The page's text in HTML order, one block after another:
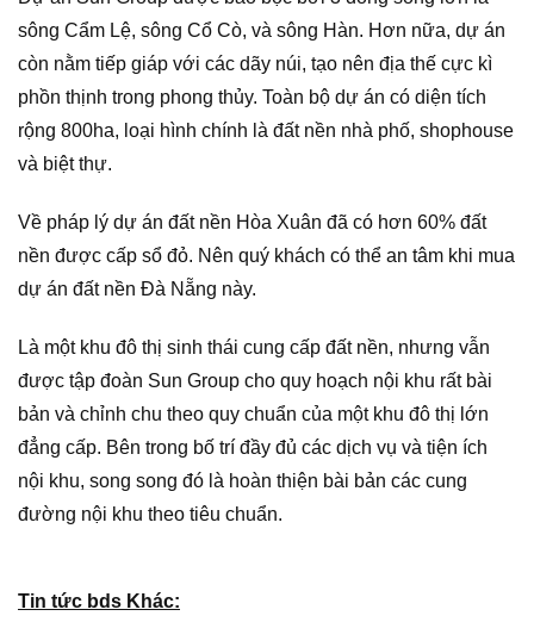
sông Cẩm Lệ, sông Cổ Cò, và sông Hàn. Hơn nữa, dự án
còn nằm tiếp giáp với các dãy núi, tạo nên địa thế cực kì
phồn thịnh trong phong thủy. Toàn bộ dự án có diện tích
rộng 800ha, loại hình chính là đất nền nhà phố, shophouse
và biệt thự.
Về pháp lý dự án đất nền Hòa Xuân đã có hơn 60% đất
nền được cấp sổ đỏ. Nên quý khách có thể an tâm khi mua
dự án đất nền Đà Nẵng này.
Là một khu đô thị sinh thái cung cấp đất nền, nhưng vẫn
được tập đoàn Sun Group cho quy hoạch nội khu rất bài
bản và chỉnh chu theo quy chuẩn của một khu đô thị lớn
đẳng cấp. Bên trong bố trí đầy đủ các dịch vụ và tiện ích
nội khu, song song đó là hoàn thiện bài bản các cung
đường nội khu theo tiêu chuẩn.
Tin tức bds Khác: